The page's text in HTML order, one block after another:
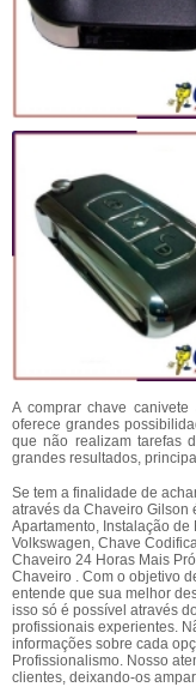
A comprar chave
oferece grandes
que não realizam tarefas
grandes resultados,
Se tem a finalidade de
através da Chaveiro Gilson
Apartamento, Instalação
Volkswagen, Chave
Chaveiro 24 Horas Mais
Chaveiro . Com o objetivo
entende que sua melhor
isso só é possível através
profissionais experientes.
informações sobre cada
Profissionalismo. Nosso
clientes, deixando-os